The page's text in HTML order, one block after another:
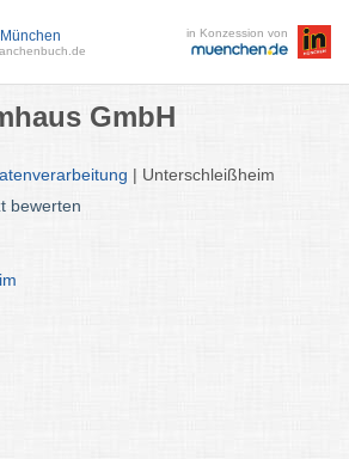
in Konzession von
GmbH
| Unterschleißheim
bewerten